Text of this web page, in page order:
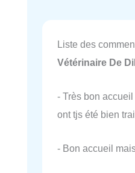
Liste des
Vétérinaire De
- Très bon
ont tjs été bien
- Bon accueil